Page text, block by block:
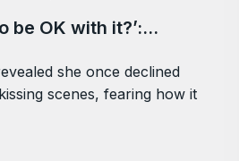
be OK with it?’:…
she once declined
scenes, fearing how it